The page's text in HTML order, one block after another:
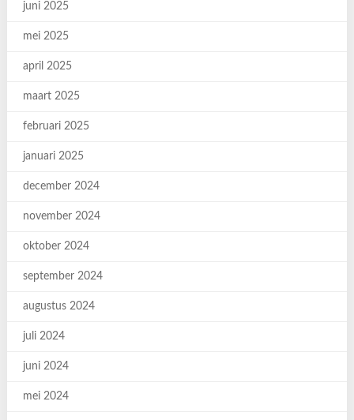
juni 2025
mei 2025
april 2025
maart 2025
februari 2025
januari 2025
december 2024
november 2024
oktober 2024
september 2024
augustus 2024
juli 2024
juni 2024
mei 2024